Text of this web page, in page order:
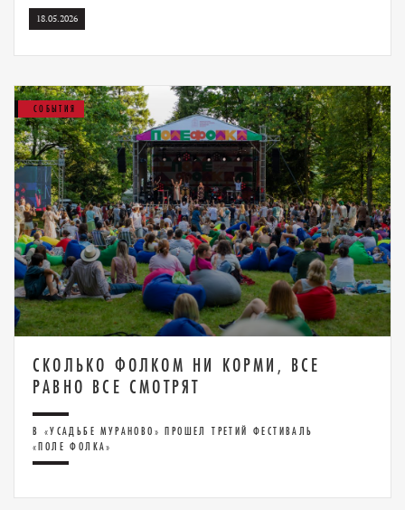
18.05.2026
СОБЫТИЯ
СКОЛЬКО ФОЛКОМ НИ КОРМИ, ВСЕ
РАВНО ВСЕ СМОТРЯТ
В «УСАДЬБЕ МУРАНОВО» ПРОШЕЛ ТРЕТИЙ ФЕСТИВАЛЬ
«ПОЛЕ ФОЛКА»